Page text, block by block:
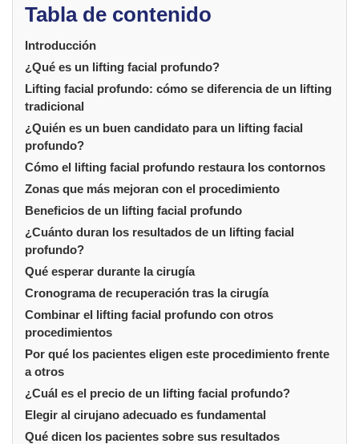
Tabla de contenido
Introducción
¿Qué es un lifting facial profundo?
Lifting facial profundo: cómo se diferencia de un lifting
tradicional
¿Quién es un buen candidato para un lifting facial
profundo?
Cómo el lifting facial profundo restaura los contornos
Zonas que más mejoran con el procedimiento
Beneficios de un lifting facial profundo
¿Cuánto duran los resultados de un lifting facial
profundo?
Qué esperar durante la cirugía
Cronograma de recuperación tras la cirugía
Combinar el lifting facial profundo con otros
procedimientos
Por qué los pacientes eligen este procedimiento frente
a otros
¿Cuál es el precio de un lifting facial profundo?
Elegir al cirujano adecuado es fundamental
Qué dicen los pacientes sobre sus resultados